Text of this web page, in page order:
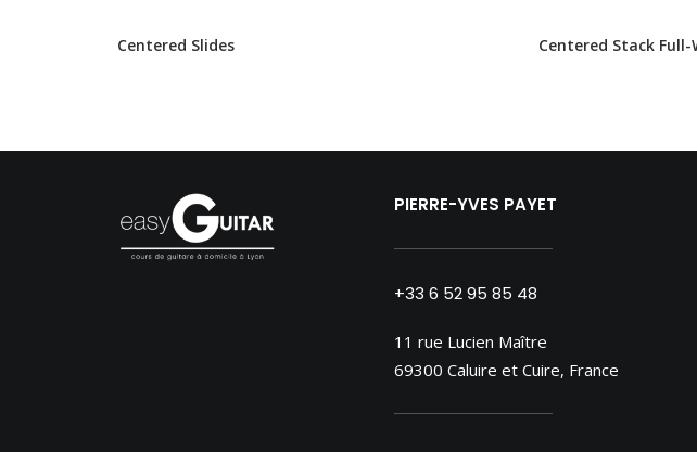
Centered Slides Centered Stack
PIERRE-YVES PAYET
+33 6 52 95 85 48
11 rue Lucien Maître
69300 Caluire et Cuire, France